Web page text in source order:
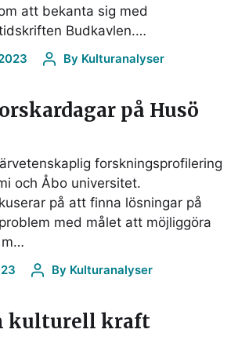
att bekanta sig med
Budkavlen.…
By Kulturanalyser
på Husö
forskningsprofilering
och Åbo universitet.
på att finna lösningar på
med målet att möjliggöra
m…
By Kulturanalyser
kulturell kraft